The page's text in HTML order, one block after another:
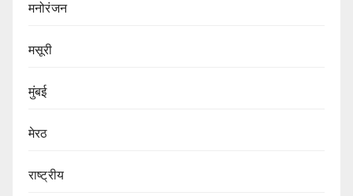
मनोरंजन
मसूरी
मुंबई
मेरठ
राष्ट्रीय